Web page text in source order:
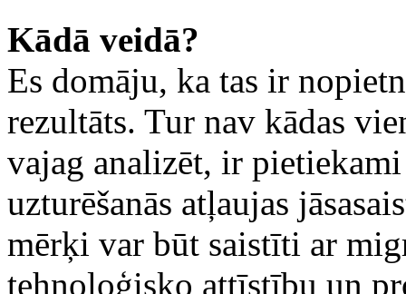
Kādā veidā?
Es domāju, ka tas ir
rezultāts. Tur nav kādas
vajag analizēt, ir
uzturēšanās atļaujas
mērķi var būt saistīti ar
tehnoloģisko attīstību un